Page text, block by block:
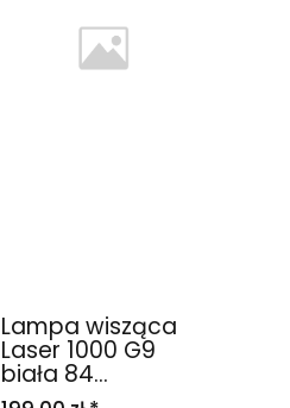
Lampa wisząca
Laser 1000 G9
biała 84...